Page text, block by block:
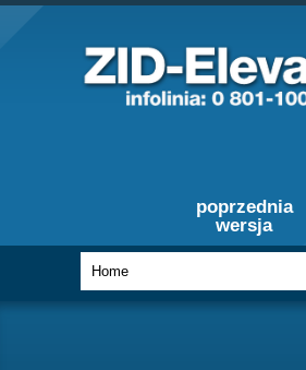
poprzednia
wersja